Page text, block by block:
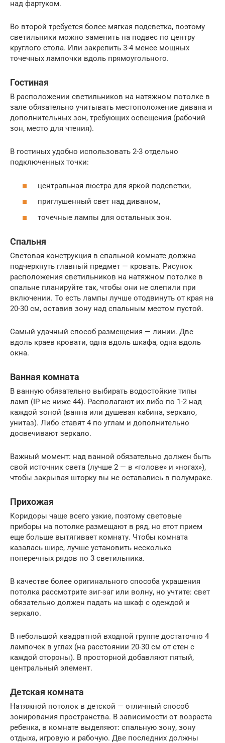
над фартуком.
Во второй требуется более мягкая подсветка, поэтому
светильники можно заменить на подвес по центру
круглого стола. Или закрепить 3-4 менее мощных
точечных лампочки вдоль прямоугольного.
Гостиная
В расположении светильников на натяжном потолке в
зале обязательно учитывать местоположение дивана и
дополнительных зон, требующих освещения (рабочий
зон, место для чтения).
В гостиных удобно использовать 2-3 отдельно
подключенных точки:
центральная люстра для яркой подсветки,
приглушенный свет над диваном,
точечные лампы для остальных зон.
Спальня
Световая конструкция в спальной комнате должна
подчеркнуть главный предмет — кровать. Рисунок
расположения светильников на натяжном потолке в
спальне планируйте так, чтобы они не слепили при
включении. То есть лампы лучше отодвинуть от края на
20-30 см, оставив зону над спальным местом пустой.
Самый удачный способ размещения — линии. Две
вдоль краев кровати, одна вдоль шкафа, одна вдоль
окна.
Ванная комната
В ванную обязательно выбирать водостойкие типы
ламп (IP не ниже 44). Располагают их либо по 1-2 над
каждой зоной (ванна или душевая кабина, зеркало,
унитаз). Либо ставят 4 по углам и дополнительно
досвечивают зеркало.
Важный момент: над ванной обязательно должен быть
свой источник света (лучше 2 — в «голове» и «ногах»),
чтобы закрывая шторку вы не оставались в полумраке.
Прихожая
Коридоры чаще всего узкие, поэтому световые
приборы на потолке размещают в ряд, но этот прием
еще больше вытягивает комнату. Чтобы комната
казалась шире, лучше установить несколько
поперечных рядов по 3 светильника.
В качестве более оригинального способа украшения
потолка рассмотрите зиг-заг или волну, но учтите: свет
обязательно должен падать на шкаф с одеждой и
зеркало.
В небольшой квадратной входной группе достаточно 4
лампочек в углах (на расстоянии 20-30 см от стен с
каждой стороны). В просторной добавляют пятый,
центральный элемент.
Детская комната
Натяжной потолок в детской — отличный способ
зонирования пространства. В зависимости от возраста
ребенка, в комнате выделяют: спальную зону, зону
отдыха, игровую и рабочую. Две последних должны